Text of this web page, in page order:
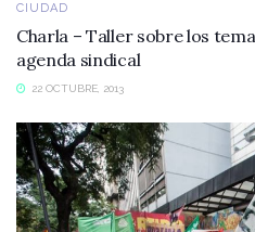
CIUDAD
Charla – Taller sobre los
agenda sindical
22 OCTUBRE, 2013